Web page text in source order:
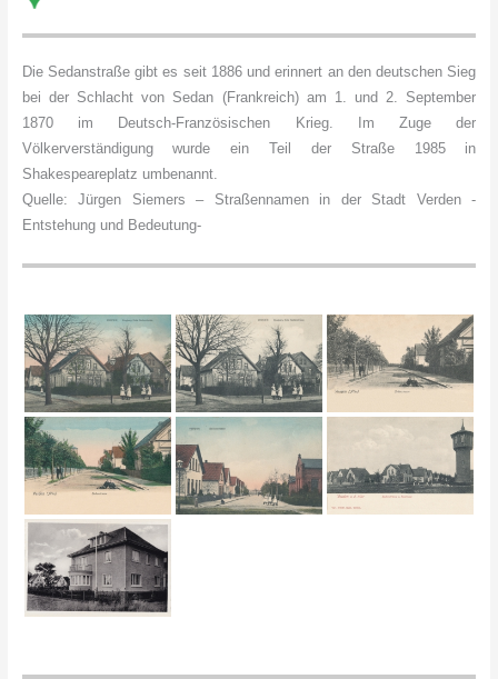
Die Sedanstraße gibt es seit 1886 und erinnert an den deutschen Sieg
bei der Schlacht von Sedan (Frankreich) am 1. und 2. September
1870 im Deutsch-Französischen Krieg. Im Zuge der
Völkerverständigung wurde ein Teil der Straße 1985 in
Shakespeareplatz umbenannt.
Quelle: Jürgen Siemers – Straßennamen in der Stadt Verden -
Entstehung und Bedeutung-